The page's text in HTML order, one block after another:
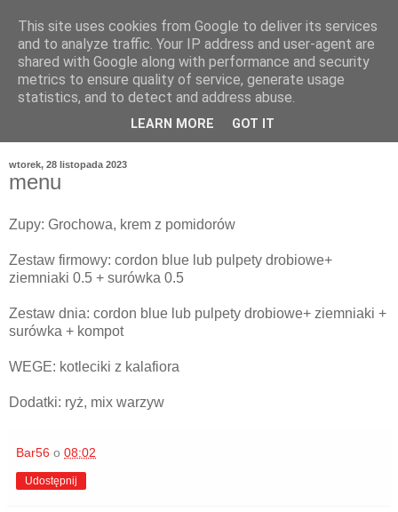
wtorek, 28 listopada 2023
menu
Zupy: Grochowa, krem z pomidorów
Zestaw firmowy: cordon blue lub pulpety drobiowe+
ziemniaki 0.5 + surówka 0.5
Zestaw dnia: cordon blue lub pulpety drobiowe+ ziemniaki +
surówka + kompot
WEGE: kotleciki z kalafiora
Dodatki: ryż, mix warzyw
Bar56 o 08:02
Udostępnij
This site uses cookies from Google to deliver its services
and to analyze traffic. Your IP address and user-agent are
shared with Google along with performance and security
metrics to ensure quality of service, generate usage
statistics, and to detect and address abuse.
LEARN MORE GOT IT